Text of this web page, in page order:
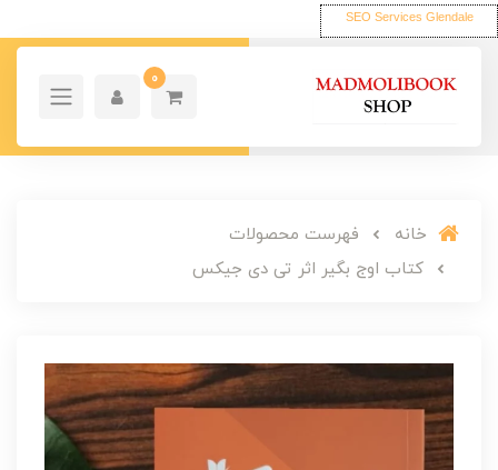
SEO Services Glendale
0
خانه
فهرست محصولات
کتاب اوج بگیر اثر تی دی جیکس